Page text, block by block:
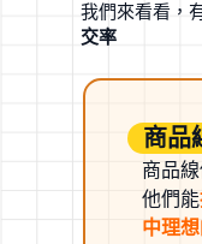
我們來看看，
交率
商品
商品
他們能
中理